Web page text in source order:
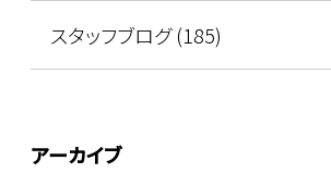
スタッフブログ (185)
アーカイブ